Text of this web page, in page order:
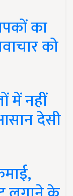
का
को
में नहीं
देसी